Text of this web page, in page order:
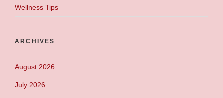
Wellness Tips
ARCHIVES
August 2026
July 2026